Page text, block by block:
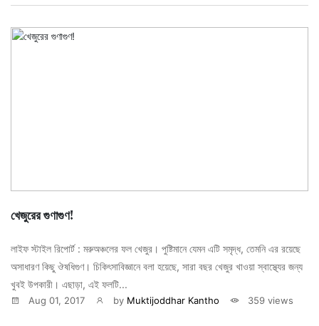
খেজুরের গুণাগুণ!
লাইফ স্টাইল রিপোর্ট : মরুঅঞ্চলের ফল খেজুর। পুষ্টিমানে যেমন এটি সমৃদ্ধ, তেমনি এর রয়েছে
অসাধারণ কিছু ঔষধিগুণ। চিকিৎসাবিজ্ঞানে বলা হয়েছে, সারা বছর খেজুর খাওয়া স্বাস্থ্যের জন্য
খুবই উপকারী। এছাড়া, এই ফলটি...
Aug 01, 2017 by Muktijoddhar Kantho 359 views